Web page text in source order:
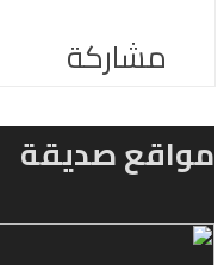
مشاركة
مواقع صديقة